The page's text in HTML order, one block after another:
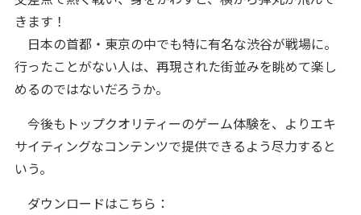
きます！
日本の首都・東京の中でも特に有名な渋谷が戦場に。
行ったことがない人は、再現された街並みを眺めて楽し
めるのではないだろうか。
今後もトップクオリティーのゲーム体験を、よりエキ
サイティングなコンテンツで提供できるよう尽力すると
いう。
ダウンロードはこちら：